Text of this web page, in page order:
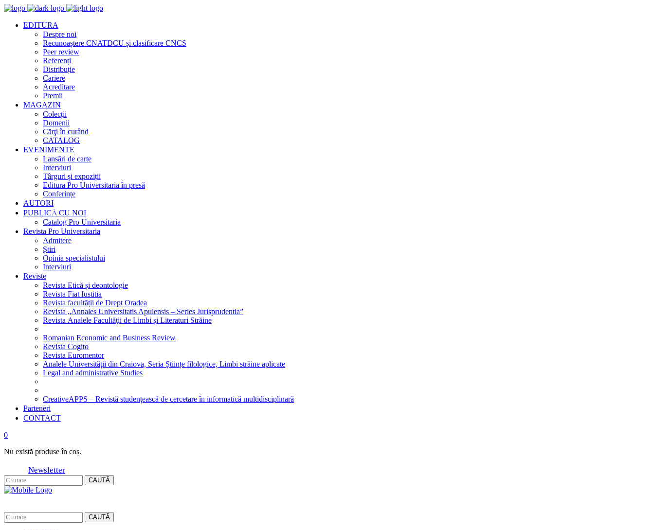
EDITURA
Despre noi
Recunoaștere CNATDCU și clasificare CNCS
Peer review
Referenți
Distribuție
Cariere
Acreditare
Premii
MAGAZIN
Colecții
Domenii
Cărţi în curând
CATALOG
EVENIMENTE
Lansări de carte
Interviuri
Târguri și expoziții
Editura Pro Universitaria în presă
Conferințe
AUTORI
PUBLICĂ CU NOI
Catalog Pro Universitaria
Revista Pro Universitaria
Admitere
Știri
Opinia specialistului
Interviuri
Reviste
Revista Etică și deontologie
Revista Fiat Iustitia
Revista facultății de Drept Oradea
Revista „Annales Universitatis Apulensis – Series Jurisprudentia”
Revista Analele Facultăţii de Limbi și Literaturi Străine
Romanian Economic and Business Review
Revista Cogito
Revista Euromentor
Analele Universității din Craiova, Seria Științe filologice, Limbi străine aplicate
Legal and administrative Studies
CreativeAPPS – Revistă studențească de cercetare în informatică multidisciplinară
Parteneri
CONTACT
0
Nu există produse în coș.
Newsletter
CAUTĂ
CAUTĂ